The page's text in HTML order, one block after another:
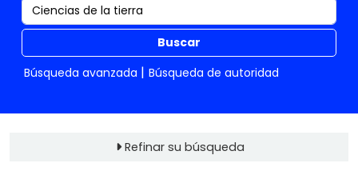
Buscar
Búsqueda avanzada
Búsqueda de autoridad
Refinar su búsqueda